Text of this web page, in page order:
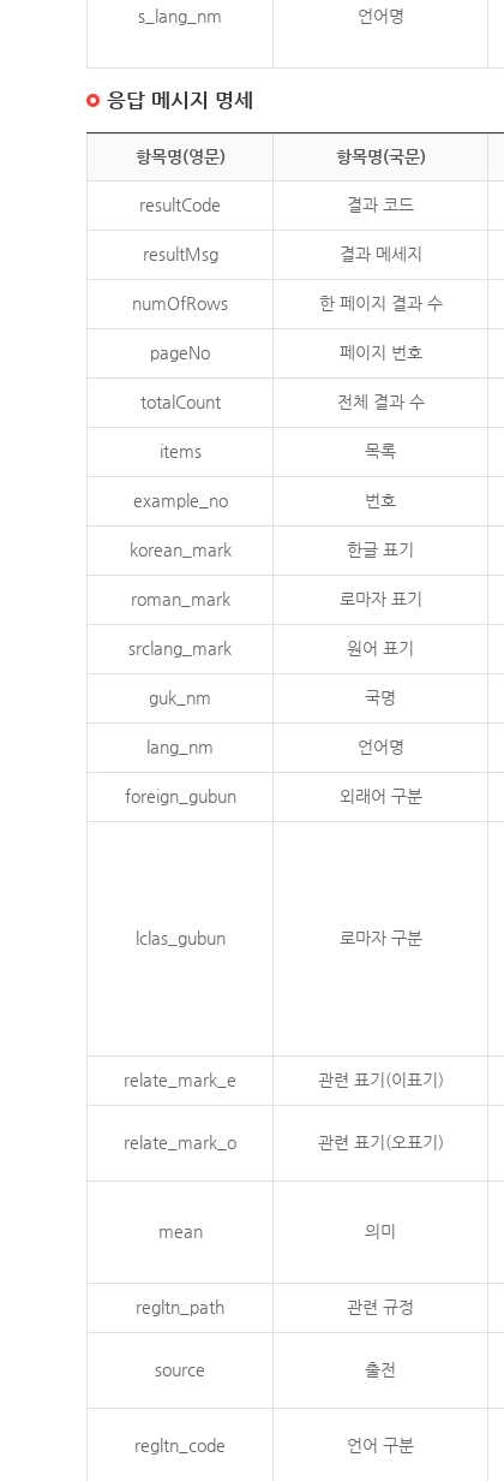
s_lang_nm 언어명
응답 메시지 명세
항목명(영문) 항목명(국문)
resultCode 결과 코드
resultMsg 결과 메세지
numOfRows 한 페이지 결과 수
pageNo 페이지 번호
totalCount 전체 결과 수
items 목록
example_no 번호
korean_mark 한글 표기
roman_mark 로마자 표기
srclang_mark 원어 표기
guk_nm 국명
lang_nm 언어명
foreign_gubun 외래어 구분
lclas_gubun 로마자 구분
relate_mark_e 관련 표기(이표기)
relate_mark_o 관련 표기(오표기)
mean 의미
regltn_path 관련 규정
source 출전
regltn_code 언어 구분